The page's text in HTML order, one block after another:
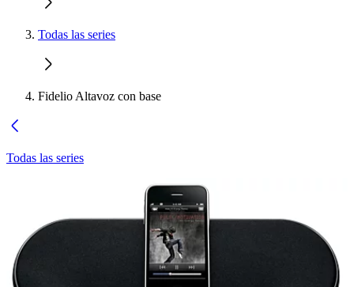
Todas las series
Fidelio Altavoz con base
Todas las series